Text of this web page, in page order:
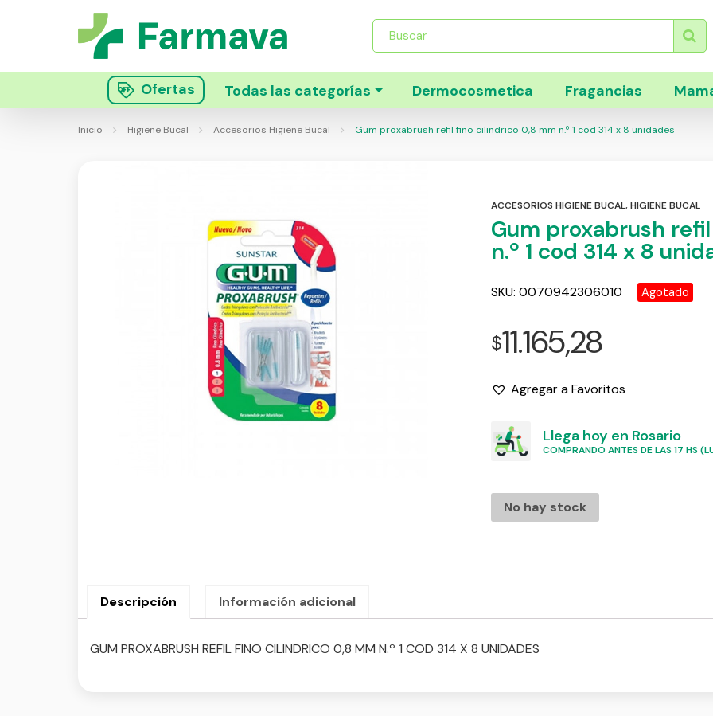
Búsqueda
productos
Ofertas Todas las categorías Dermocosmetica Fragancias
Inicio Higiene Bucal Accesorios Higiene Bucal Gum proxabrush refil fino cilindrico 0,8 mm n.º 1 cod 314 x 8 unidades
ACCESORIOS HIGIENE BUCAL,HIGIENE BUCAL
Gum proxabrush
n.º 1 cod 314 x 8
SKU:0070942306010 Agotado
$11.165,28
Agregar a Favoritos
Llega hoy en Rosario
COMPRANDO ANTES DE LAS 17 HS
No hay stock
Descripción Información adicional
GUM PROXABRUSH REFIL FINO CILINDRICO 0,8 MM N.º 1 COD 314 X 8 UNIDADES